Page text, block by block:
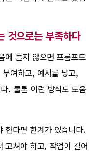
것으로는 부족하다
에 들지 않으면 프롬프트
여하고, 예시를 넣고,
. 물론 이런 방식도 도움
한다면 한계가 있습니다.
고쳐야 하고, 작업이 길어